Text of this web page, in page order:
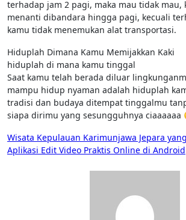
terhadap jam 2 pagi, maka mau tidak mau,
menanti dibandara hingga pagi, kecuali
kamu tidak menemukan alat transportasi.
Hiduplah Dimana Kamu Memijakkan Kaki
hiduplah di mana kamu tinggal
Saat kamu telah berada diluar
mampu hidup nyaman adalah hiduplah
tradisi dan budaya ditempat tinggalmu
siapa dirimu yang sesungguhnya ciaaaaaa
Post
navigation
Wisata Kepulauan Karimunjawa Jepara
Aplikasi Edit Video Praktis Online di Android